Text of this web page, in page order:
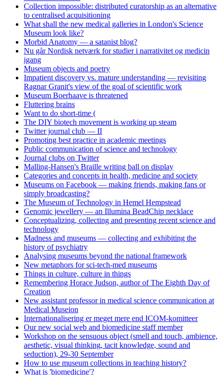
Collection impossible: distributed curatorship as an alternative
to centralised acquisitioning
What shall the new medical galleries in London's Science
Museum look like?
Morbid Anatomy — a satanist blog?
Nu går Nordisk netværk for studier i narrativitet og medicin
igang
Museum objects and poetry
Impatient discovery vs. mature understanding — revisiting
Ragnar Granit's view of the goal of scientific work
Museum Boerhaave is threatened
Fluttering brains
Want to do short-time (
The DIY biotech movement is working up steam
Twitter journal club — II
Promoting best practice in academic meetings
Public communication of science and technology
Journal clubs on Twitter
Malling-Hansen's Braille writing ball on display
Categories and concepts in health, medicine and society
Museums on Facebook — making friends, making fans or
simply broadcasting?
The Museum of Technology in Hemel Hempstead
Genomic jewellery — an Illumina BeadChip necklace
Conceptualizing, collecting and presenting recent science and
technology
Madness and museums — collecting and exhibiting the
history of psychiatry
Analysing museums beyond the national framework
New metaphors for sci-tech-med museums
Things in culture, culture in things
Remembering Horace Judson, author of The Eighth Day of
Creation
New assistant professor in medical science communication at
Medical Museion
Internationalisering er meget mere end ICOM-komitteer
Our new social web and biomedicine staff member
Workshop on the sensuous object (smell and touch, ambience,
aesthetic, visual thinking, tacit knowledge, sound and
seduction), 29-30 September
How to use museum collections in teaching history?
What is 'biomedicine'?